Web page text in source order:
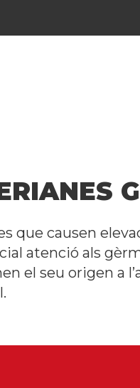
que causen
atenció als
el seu origen a